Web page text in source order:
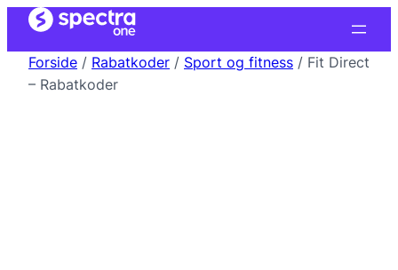
Forside / Rabatkoder / Sport og fitness / Fit Direct
– Rabatkoder